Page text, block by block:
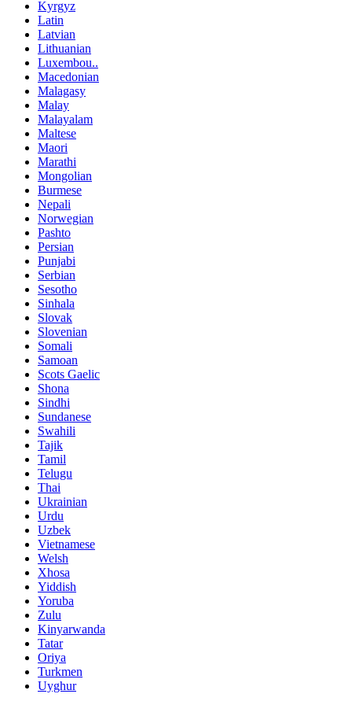
Kyrgyz
Latin
Latvian
Lithuanian
Luxembou..
Macedonian
Malagasy
Malay
Malayalam
Maltese
Maori
Marathi
Mongolian
Burmese
Nepali
Norwegian
Pashto
Persian
Punjabi
Serbian
Sesotho
Sinhala
Slovak
Slovenian
Somali
Samoan
Scots Gaelic
Shona
Sindhi
Sundanese
Swahili
Tajik
Tamil
Telugu
Thai
Ukrainian
Urdu
Uzbek
Vietnamese
Welsh
Xhosa
Yiddish
Yoruba
Zulu
Kinyarwanda
Tatar
Oriya
Turkmen
Uyghur